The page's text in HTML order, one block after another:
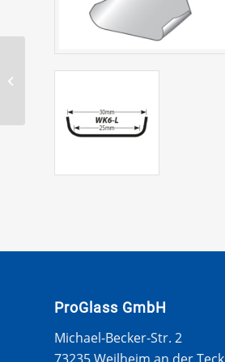
ProGlass GmbH
Michael-Becker-Str. 2
BTB Falzschaberklinge